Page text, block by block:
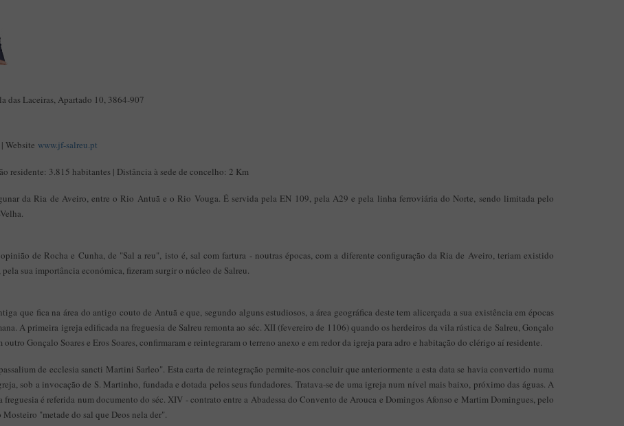
das Laceiras, Apartado 10, 3864-907
| Website www.jf-salreu.pt
residente: 3.815 habitantes | Distância à sede de concelho: 2 Km
da Ria de Aveiro, entre o Rio Antuã e o Rio Vouga. É servida pela EN 109, pela A29 e pela linha ferroviária do Norte, sendo limitada pelo
de Rocha e Cunha, de "Sal a reu", isto é, sal com fartura - noutras épocas, com a diferente configuração da Ria de Aveiro, teriam existido
pela sua importância económica, fizeram surgir o núcleo de Salreu.
que fica na área do antigo couto de Antuã e que, segundo alguns estudiosos, a área geográfica deste tem alicerçada a sua existência em épocas
A primeira igreja edificada na freguesia de Salreu remonta ao séc. XII (fevereiro de 1106) quando os herdeiros da vila rústica de Salreu, Gonçalo
outro Gonçalo Soares e Eros Soares, confirmaram e reintegraram o terreno anexo e em redor da igreja para adro e habitação do clérigo aí residente.
de ecclesia sancti Martini Sarleo". Esta carta de reintegração permite-nos concluir que anteriormente a esta data se havia convertido numa
sob a invocação de S. Martinho, fundada e dotada pelos seus fundadores. Tratava-se de uma igreja num nível mais baixo, próximo das águas. A
freguesia é referida num documento do séc. XIV - contrato entre a Abadessa do Convento de Arouca e Domingos Afonso e Martim Domingues, pelo
Mosteiro "metade do sal que Deos nela der".